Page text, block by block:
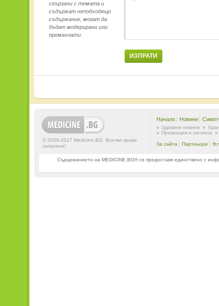
ИЗПРАТИ
свързани с темата и
съдържат неподходящо
съдържание, могат да
бъдат модерирани или
премахнати.
© 2006-2017 Medicine.BG. Всички права
запазени!
Начало Новини
Здравни новини
Превенция и хигиена
За сайта Партньори
Съдържанието на MEDICINE.BG® се предоставя единствено с